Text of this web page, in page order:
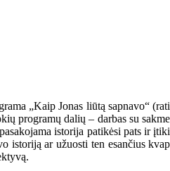
„Kaip Jonas liūtą sapnavo“
programų dalių – darbas su
istorija patikėsi pats ir
istoriją ar užuosti ten esančius